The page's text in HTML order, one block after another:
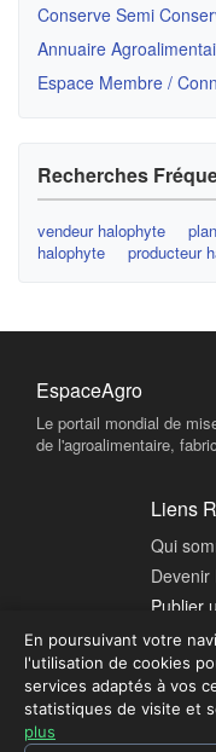
Conserve Semi
Annuaire
Espace Membre /
Recherches
vendeur halophyte
halophyte
producteur
EspaceAgro
Le portail mondial de
de l'agroalimentaire,
Liens
Qui
Publier
Contact & Sécurité
Plateforme sécurisée -
Mentions légales
En poursuivant votre
l'utilisation de cookies
services adaptés à vos
statistiques de visite et
plus